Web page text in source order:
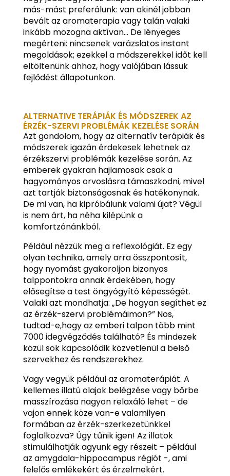
más-mást preferálunk: van akinél jobban
bevált az aromaterapia vagy talán valaki
inkább mozogna aktívan… De lényeges
megérteni: nincsenek varázslatos instant
megoldások; ezekkel a módszerekkel időt kell
eltöltenünk ahhoz, hogy valójában lássuk
fejlődést állapotunkon.
ALTERNATIVE TERÁPIÁK ÉS MÓDSZEREK AZ
ÉRZÉK-SZERVI PROBLÉMÁK KEZELÉSE SORÁN
Azt gondolom, hogy az alternatív terápiák és
módszerek igazán érdekesek lehetnek az
érzékszervi problémák kezelése során. Az
emberek gyakran hajlamosak csak a
hagyományos orvoslásra támaszkodni, mivel
azt tartják biztonságosnak és hatékonynak.
De mi van, ha kipróbálunk valami újat? Végül
is nem árt, ha néha kilépünk a
komfortzónánkból.
Például nézzük meg a reflexológiát. Ez egy
olyan technika, amely arra összpontosít,
hogy nyomást gyakoroljon bizonyos
talppontokra annak érdekében, hogy
elősegítse a test öngyógyító képességét.
Valaki azt mondhatja: „De hogyan segíthet ez
az érzék-szervi problémáimon?” Nos,
tudtad-e,hogy az emberi talpon több mint
7000 idegvégződés található? És mindezek
közül sok kapcsolódik közvetlenül a belső
szervekhez és rendszerekhez.
Vagy vegyük például az aromaterápiát. A
kellemes illatú olajok belégzése vagy bőrbe
masszírozása nagyon relaxáló lehet – de
vajon ennek köze van-e valamilyen
formában az érzék-szerkezetünkkel
foglalkozva? Úgy tűnik igen! Az illatok
stimulálhatják agyunk egy részeit – például
az amygdala-hippocampus régiót -, ami
felelős emlékekért és érzelmekért.